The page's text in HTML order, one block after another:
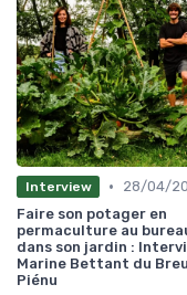
Interview •
28/04/
Faire son potager en
permaculture au
dans son jardin :
Marine Bettant du
Piénu